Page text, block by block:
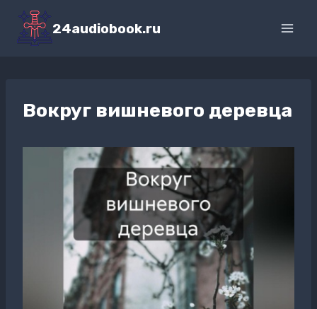
Перейти
содержимому
24audiobook.ru
Вокруг вишневого деревца